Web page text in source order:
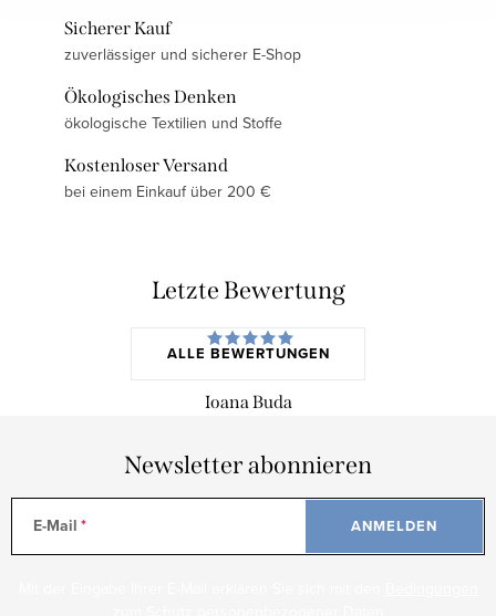
Sicherer Kauf
zuverlässiger und sicherer E-Shop
Ökologisches Denken
ökologische Textilien und Stoffe
Kostenloser Versand
bei einem Einkauf über 200 €
Letzte Bewertung
ALLE BEWERTUNGEN
Ioana Buda
Newsletter abonnieren
E-Mail ANMELDEN